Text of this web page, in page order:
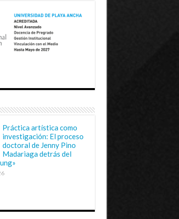
Práctica artística como
investigación: El proceso
doctoral de Jenny Pino
Madariaga detrás del